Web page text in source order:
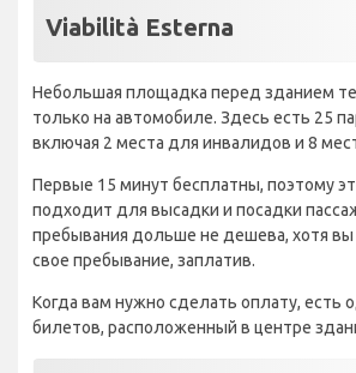
Viabilità Esterna
Небольшая площадка перед зданием
только на автомобиле. Здесь есть 25
включая 2 места для инвалидов и 8
Первые 15 минут бесплатны, поэтому
подходит для высадки и посадки
пребывания дольше не дешева, хотя
свое пребывание, заплатив.
Когда вам нужно сделать оплату, есть
билетов, расположенный в центре